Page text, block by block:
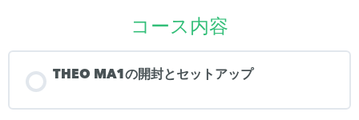
コース内容
THEO MA1の開封とセットアップ